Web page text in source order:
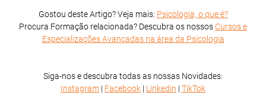
Gostou deste Artigo? Veja mais: Psicologia, o que é?
Procura Formação relacionada? Descubra os nossos Cursos e
Especializações Avançadas na área da Psicologia
Siga-nos e descubra todas as nossas Novidades:
Instagram | Facebook | Linkedin | TikTok